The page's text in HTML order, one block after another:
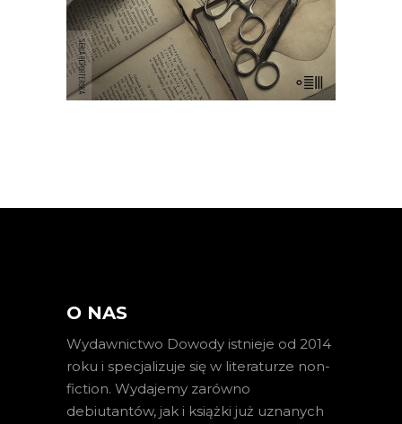
O NAS
Wydawnictwo Dowody istnieje od 2014
roku i specjalizuje się w literaturze non-
fiction. Wydajemy zarówno
debiutantów, jak i książki już uznanych